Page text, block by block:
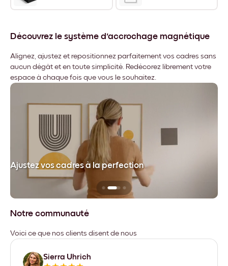
Découvrez le système d'accrochage magnétique
Alignez, ajustez et repositionnez parfaitement vos cadres sans
aucun dégât et en toute simplicité. Redécorez librement votre
espace à chaque fois que vous le souhaitez.
Ajustez vos cadres à la perfection
Notre communauté
Voici ce que nos clients disent de nous
Sierra Uhrich